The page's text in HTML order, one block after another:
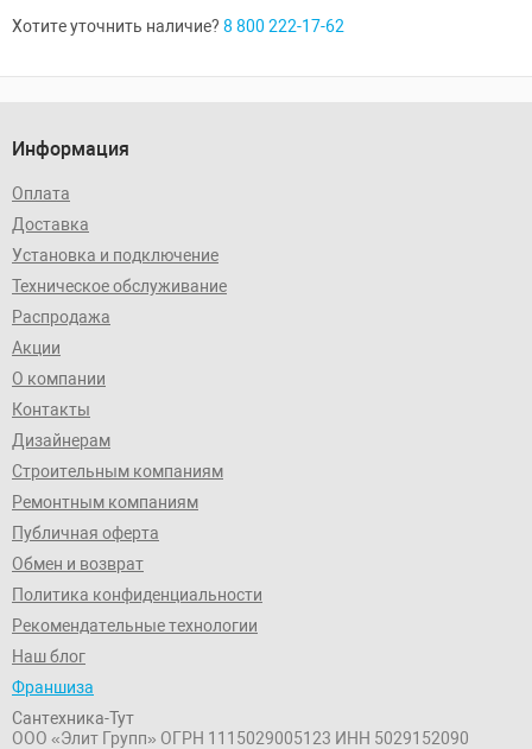
Хотите уточнить наличие? 8 800 222-17-62
Информация
Оплата
Доставка
Установка и подключение
Техническое обслуживание
Распродажа
Акции
О компании
Контакты
Дизайнерам
Строительным компаниям
Ремонтным компаниям
Публичная оферта
Обмен и возврат
Политика конфиденциальности
Рекомендательные технологии
Наш блог
Франшиза
Сантехника-Тут
ООО «Элит Групп» ОГРН 1115029005123 ИНН 5029152090